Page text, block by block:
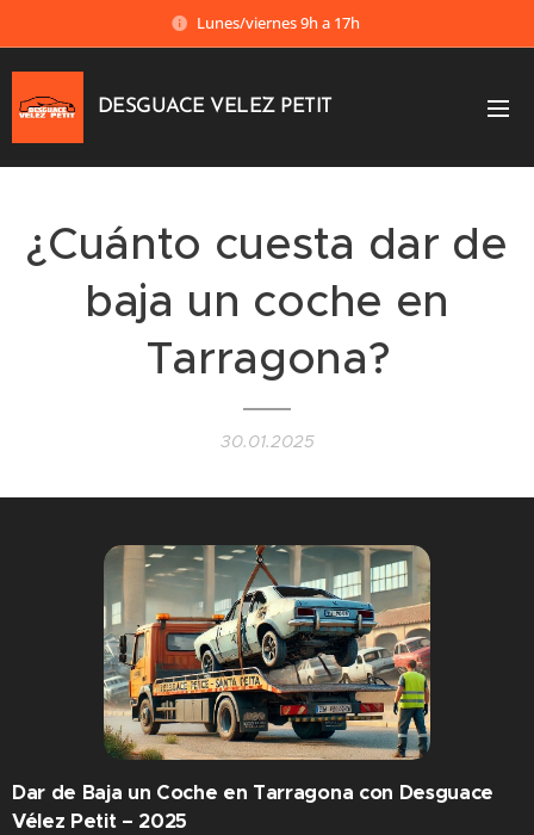
Lunes/viernes 9h a 17h
DESGUACE VELEZ PETIT
¿Cuánto cuesta dar de
baja un coche en
Tarragona?
30.01.2025
Dar de Baja un Coche en Tarragona con Desguace
Vélez Petit – 2025